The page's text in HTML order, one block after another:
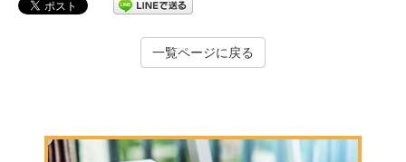
一覧ページに戻る